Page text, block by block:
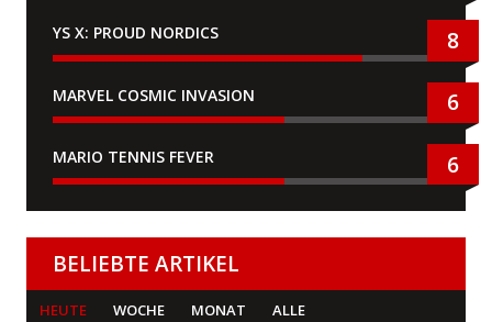
YS X: PROUD NORDICS 8
MARVEL COSMIC INVASION 6
MARIO TENNIS FEVER 6
BELIEBTE ARTIKEL
HEUTE WOCHE MONAT ALLE